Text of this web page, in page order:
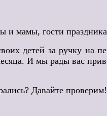
и мамы, гости
детей за ручку на
И мы рады вас
Давайте проверим!